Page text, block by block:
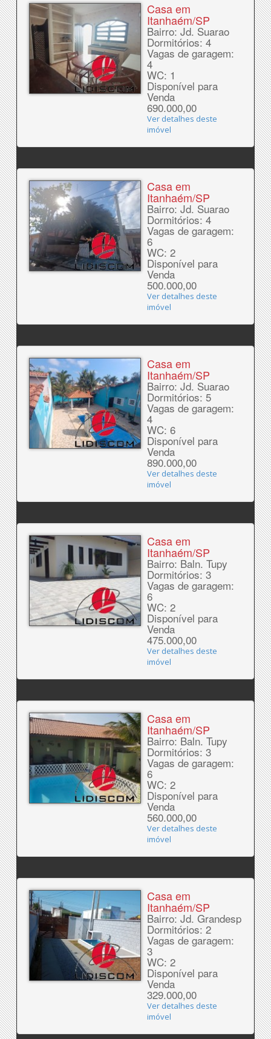
Casa em
Itanhaém/SP
Bairro: Jd. Suarao
Dormitórios: 4
Vagas de garagem:
4
WC: 1
Disponível para
Venda
690.000,00
Ver detalhes deste
imóvel
Casa em
Itanhaém/SP
Bairro: Jd. Suarao
Dormitórios: 4
Vagas de garagem:
6
WC: 2
Disponível para
Venda
500.000,00
Ver detalhes deste
imóvel
Casa em
Itanhaém/SP
Bairro: Jd. Suarao
Dormitórios: 5
Vagas de garagem:
4
WC: 6
Disponível para
Venda
890.000,00
Ver detalhes deste
imóvel
Casa em
Itanhaém/SP
Bairro: Baln. Tupy
Dormitórios: 3
Vagas de garagem:
6
WC: 2
Disponível para
Venda
475.000,00
Ver detalhes deste
imóvel
Casa em
Itanhaém/SP
Bairro: Baln. Tupy
Dormitórios: 3
Vagas de garagem:
6
WC: 2
Disponível para
Venda
560.000,00
Ver detalhes deste
imóvel
Casa em
Itanhaém/SP
Bairro: Jd. Grandesp
Dormitórios: 2
Vagas de garagem:
3
WC: 2
Disponível para
Venda
329.000,00
Ver detalhes deste
imóvel